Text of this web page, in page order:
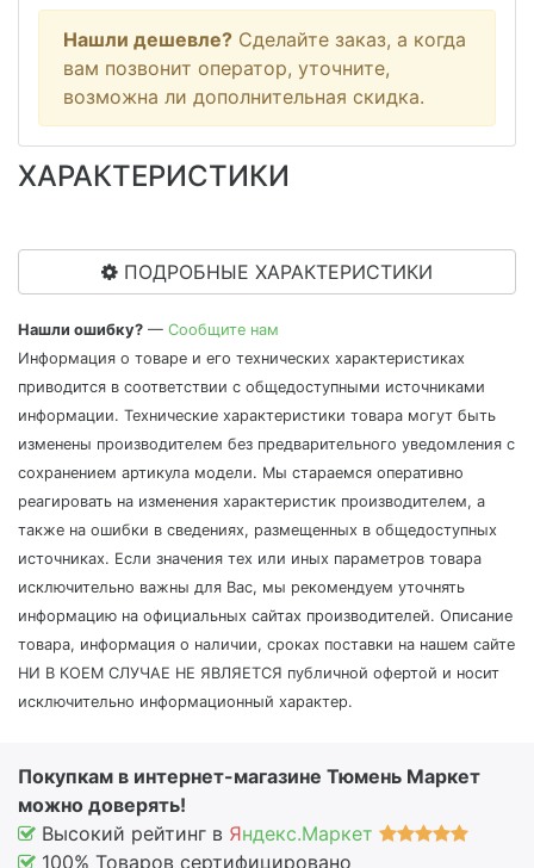
Нашли дешевле? Сделайте заказ, а когда
вам позвонит оператор, уточните,
возможна ли дополнительная скидка.
ХАРАКТЕРИСТИКИ
ПОДРОБНЫЕ ХАРАКТЕРИСТИКИ
Нашли ошибку? — Сообщите нам
Информация о товаре и его технических характеристиках
приводится в соответствии с общедоступными источниками
информации. Технические характеристики товара могут быть
изменены производителем без предварительного уведомления с
сохранением артикула модели. Мы стараемся оперативно
реагировать на изменения характеристик производителем, а
также на ошибки в сведениях, размещенных в общедоступных
источниках. Если значения тех или иных параметров товара
исключительно важны для Вас, мы рекомендуем уточнять
информацию на официальных сайтах производителей. Описание
товара, информация о наличии, сроках поставки на нашем сайте
НИ В КОЕМ СЛУЧАЕ НЕ ЯВЛЯЕТСЯ публичной офертой и носит
исключительно информационный характер.
Покупкам в интернет-магазине Тюмень Маркет
можно доверять!
Высокий рейтинг в Яндекс.Маркет
100% Товаров сертифицировано